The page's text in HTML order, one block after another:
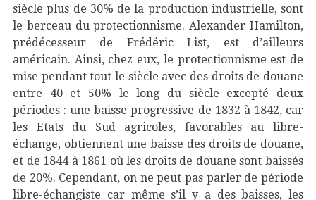
siècle plus de 30% de la production industrielle, sont
le berceau du protectionnisme. Alexander Hamilton,
prédécesseur de Frédéric List, est d’ailleurs
américain. Ainsi, chez eux, le protectionnisme est de
mise pendant tout le siècle avec des droits de douane
entre 40 et 50% le long du siècle excepté deux
périodes : une baisse progressive de 1832 à 1842, car
les Etats du Sud agricoles, favorables au libre-
échange, obtiennent une baisse des droits de douane,
et de 1844 à 1861 où les droits de douane sont baissés
de 20%. Cependant, on ne peut pas parler de période
libre-échangiste car même s’il y a des baisses, les